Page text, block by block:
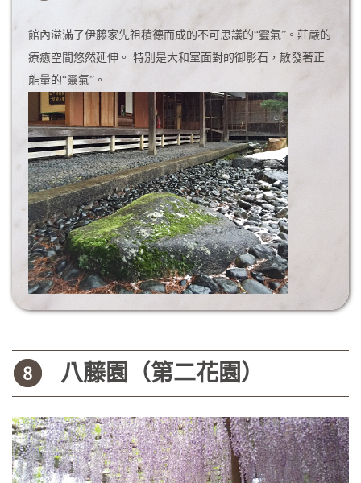
館內溢滿了伊藤家先祖積德而成的不可思議的“靈氣”。莊嚴的
療癒空間悠然延伸。 特別是大和室面對的御影石，散發著正
能量的“靈氣”。
八藤園（第二花園）